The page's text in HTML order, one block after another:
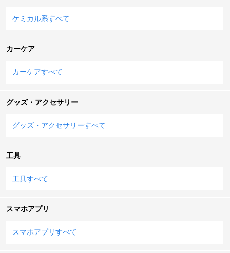
ケミカル系すべて
カーケア
カーケアすべて
グッズ・アクセサリー
グッズ・アクセサリーすべて
工具
工具すべて
スマホアプリ
スマホアプリすべて